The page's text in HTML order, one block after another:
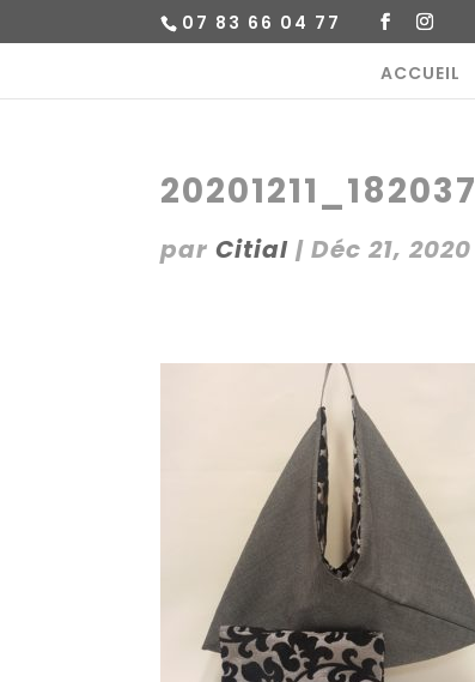
07 83 66 04 77
ACCUEIL
20201211_182037
parCitial |Déc 21, 2020